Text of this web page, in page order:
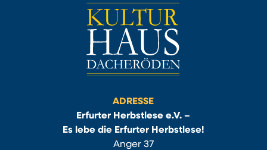
ADRESSE
Erfurter Herbstlese e.V. –
Es lebe die Erfurter Herbstlese!
Anger 37